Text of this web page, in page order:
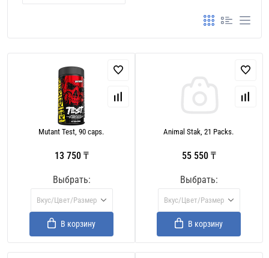
Mutant Test, 90 caps.
13 750 ₸
Выбрать:
Вкус/Цвет/Размер
В корзину
Animal Stak, 21 Packs.
55 550 ₸
Выбрать:
Вкус/Цвет/Размер
В корзину